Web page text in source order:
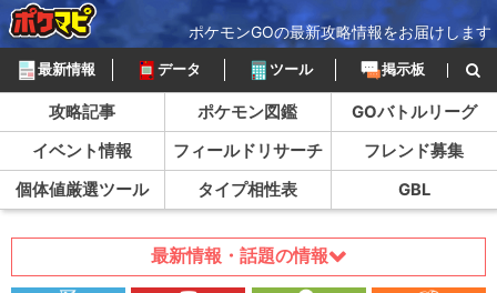
ポケモンGOの最新攻略情報をお届けします
最新情報 データ ツール 掲示板
攻略記事 ポケモン図鑑
GOバトルリーグ
イベント情報
フィールドリサーチ
フレンド募集
個体値厳選ツール
タイプ相性表 GBL
最新情報・話題の情報